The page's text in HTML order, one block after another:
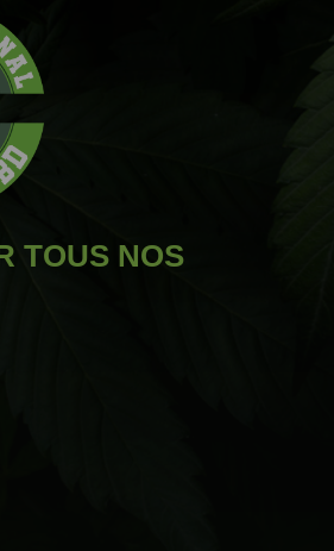
TOUS NOS